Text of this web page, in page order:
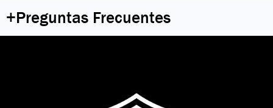
+Preguntas Frecuentes